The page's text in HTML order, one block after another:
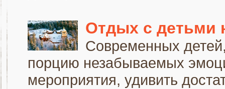
Отдых с детьми
Современных
порцию незабываемых
мероприятия, удивить